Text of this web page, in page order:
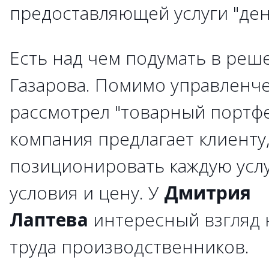
предоставляющей услуги
Есть над чем подумать в
Газарова. Помимо
рассмотрел "товарный
компания предлагает
позиционировать каждую
условия и цену. У Дмитрия
Лаптева интересный взгляд
труда производственников.